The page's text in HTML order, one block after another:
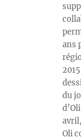
ans
du
Oli